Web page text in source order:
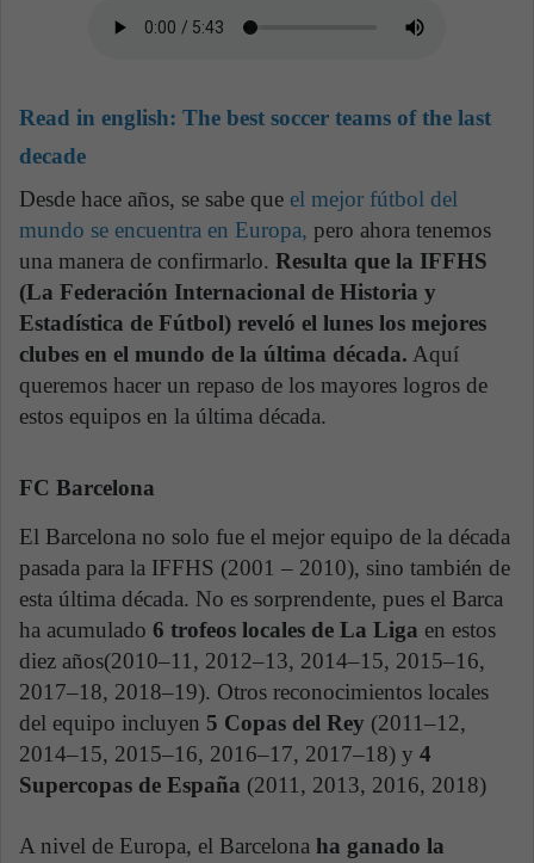
Read in english: The best soccer teams of the last
decade
Desde hace años, se sabe que el mejor fútbol del
mundo se encuentra en Europa, pero ahora tenemos
una manera de confirmarlo. Resulta que la IFFHS
(La Federación Internacional de Historia y
Estadística de Fútbol) reveló el lunes los mejores
clubes en el mundo de la última década. Aquí
queremos hacer un repaso de los mayores logros de
estos equipos en la última década.
FC Barcelona
El Barcelona no solo fue el mejor equipo de la década
pasada para la IFFHS (2001 – 2010), sino también de
esta última década. No es sorprendente, pues el Barca
ha acumulado 6 trofeos locales de La Liga en estos
diez años(2010–11, 2012–13, 2014–15, 2015–16,
2017–18, 2018–19). Otros reconocimientos locales
del equipo incluyen 5 Copas del Rey (2011–12,
2014–15, 2015–16, 2016–17, 2017–18) y 4
Supercopas de España (2011, 2013, 2016, 2018)
A nivel de Europa, el Barcelona ha ganado la